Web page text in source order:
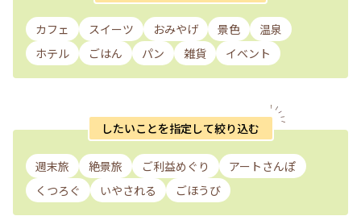
カフェ スイーツ おみやげ 景色
温泉
ホテル
ごはん パン 雑貨 イベント
したいことを指定して絞り込む
週末旅 絶景旅 ご利益めぐり
アートさんぽ
くつろぐ
いやされる ごほうび